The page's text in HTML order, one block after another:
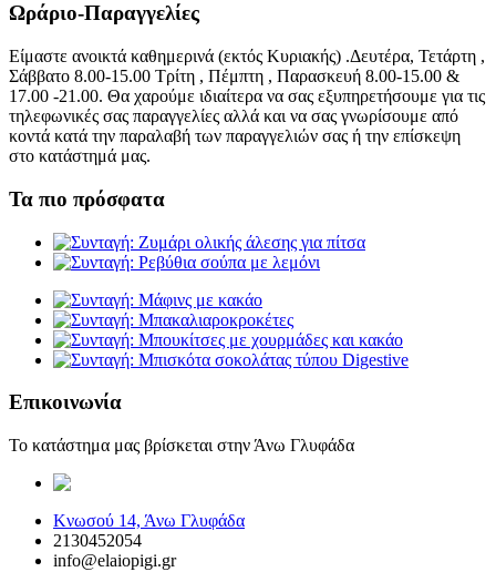
Ωράριο-Παραγγελίες
Είμαστε ανοικτά καθημερινά (εκτός Κυριακής) .Δευτέρα, Τετάρτη ,
Σάββατο 8.00-15.00 Τρίτη , Πέμπτη , Παρασκευή 8.00-15.00 &
17.00 -21.00. Θα χαρούμε ιδιαίτερα να σας εξυπηρετήσουμε για τις
τηλεφωνικές σας παραγγελίες αλλά και να σας γνωρίσουμε από
κοντά κατά την παραλαβή των παραγγελιών σας ή την επίσκεψη
στο κατάστημά μας.
Τα πιο πρόσφατα
Επικοινωνία
Το κατάστημα μας βρίσκεται στην Άνω Γλυφάδα
Κνωσού 14, Άνω Γλυφάδα
2130452054
info@elaiopigi.gr